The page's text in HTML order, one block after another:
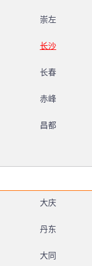
崇左
长沙
长春
赤峰
昌都
大庆
丹东
大同